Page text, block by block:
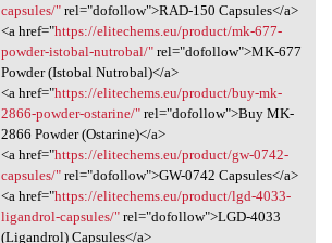
capsules/"rel="dofollow">RAD-150 Capsules</a>
<a href="https://elitechems.eu/product/mk-677-
powder-istobal-nutrobal/"rel="dofollow">MK-677
Powder (Istobal Nutrobal)</a>
<a href="https://elitechems.eu/product/buy-mk-
2866-powder-ostarine/"rel="dofollow">Buy MK-
2866 Powder (Ostarine)</a>
<a href="https://elitechems.eu/product/gw-0742-
capsules/"rel="dofollow">GW-0742 Capsules</a>
<a href="https://elitechems.eu/product/lgd-4033-
ligandrol-capsules/"rel="dofollow">LGD-4033
(Ligandrol) Capsules</a>